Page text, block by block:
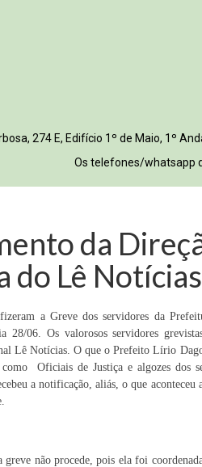
274 E, Edifício 1º de Maio, 1º
Os telefones/whatsapp
da
do Lê Notícias
a Greve dos servidores da
28/06. Os valorosos servidores
Lê Notícias. O que o Prefeito Lírio
Oficiais de Justiça e algozes dos
a notificação, aliás, o que
greve não procede, pois ela foi